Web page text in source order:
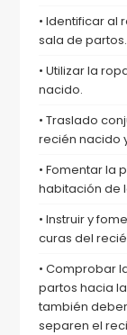
• Identificar al
sala de partos.
• Utilizar la
nacido.
• Traslado
recién nacido
• Fomentar la
habitación de
• Instruir y
curas del
• Comprobar
partos hacia
también
separen el